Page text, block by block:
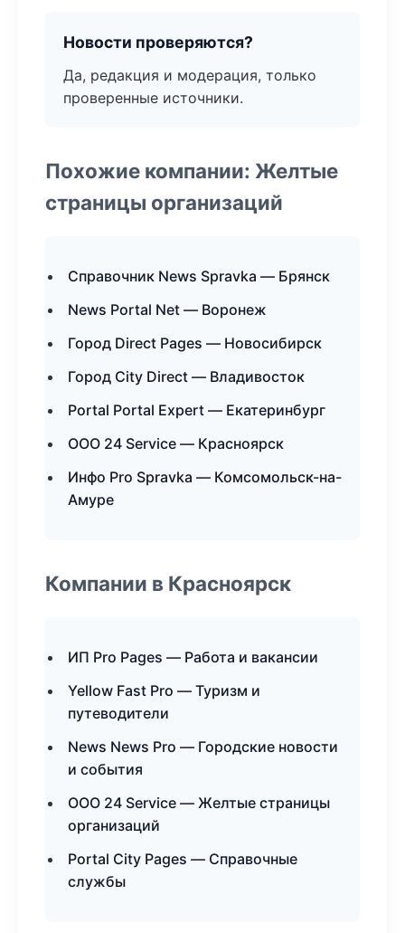
Новости проверяются?
Да, редакция и модерация, только
проверенные источники.
Похожие компании: Желтые
страницы организаций
Справочник News Spravka — Брянск
News Portal Net — Воронеж
Город Direct Pages — Новосибирск
Город City Direct — Владивосток
Portal Portal Expert — Екатеринбург
ООО 24 Service — Красноярск
Инфо Pro Spravka — Комсомольск-на-
Амуре
Компании в Красноярск
ИП Pro Pages — Работа и вакансии
Yellow Fast Pro — Туризм и
путеводители
News News Pro — Городские новости
и события
ООО 24 Service — Желтые страницы
организаций
Portal City Pages — Справочные
службы